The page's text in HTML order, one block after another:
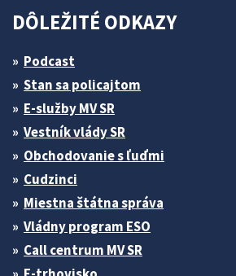
DÔLEŽITÉ ODKAZY
Podcast
Stan sa policajtom
E-služby MV SR
Vestník vlády SR
Obchodovanie s ľuďmi
Cudzinci
Miestna štátna správa
Vládny program ESO
Call centrum MV SR